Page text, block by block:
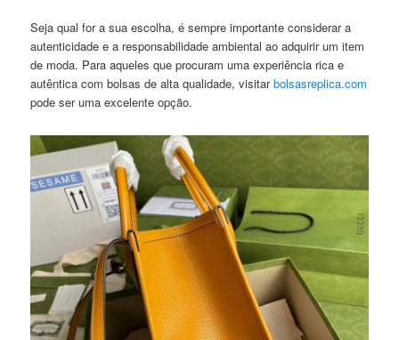
Seja qual for a sua escolha, é sempre importante considerar a
autenticidade e a responsabilidade ambiental ao adquirir um item
de moda. Para aqueles que procuram uma experiência rica e
autêntica com bolsas de alta qualidade, visitarbolsasreplica.com
pode ser uma excelente opção.